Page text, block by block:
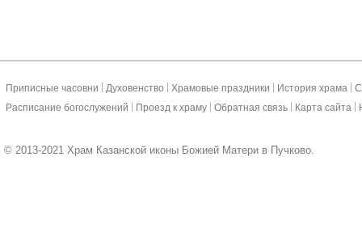
Приписные часовни Духовенство Храмовые праздники История храма
Расписание богослужений
Проезд к храму Обратная связь Карта сайта
© 2013-2021 Храм Казанской иконы Божией Матери в Пучково.